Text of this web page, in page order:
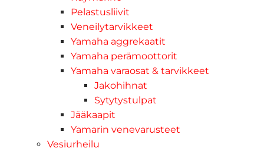
Pelastusliivit
Veneilytarvikkeet
Yamaha aggrekaatit
Yamaha perämoottorit
Yamaha varaosat & tarvikkeet
Jakohihnat
Sytytystulpat
Jääkaapit
Yamarin venevarusteet
Vesiurheilu